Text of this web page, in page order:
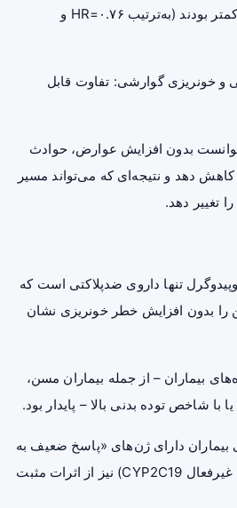
هر دو در گروه کلوپیدوگرل کمتر بودند (به‌ترتیب HR=۰.۷۶ و
خونریزی گوارشی: تفاوت قابل
توانست بدون افزایش عوارض، حوادث
دهد و نتیجه‌ای که می‌تواند مسیر
تغییر دهد.
تنها داروی ضدپلاکتی است که
را بدون افزایش خطر خونریزی نشان
بیماران – از جمله بیماران مسن،
با شاخص توده بدنی بالا – پایدار بود.
دارای ژن‌های «پاسخ ضعیف به
کلوپیدوگرل» (مانند الل‌های غیرفعال CYP2C19) نیز از اثرات مثبت